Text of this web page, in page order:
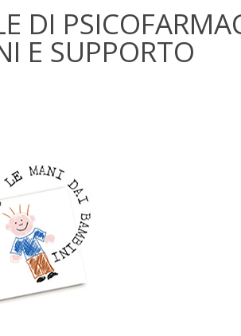
DI
E SUPPORTO